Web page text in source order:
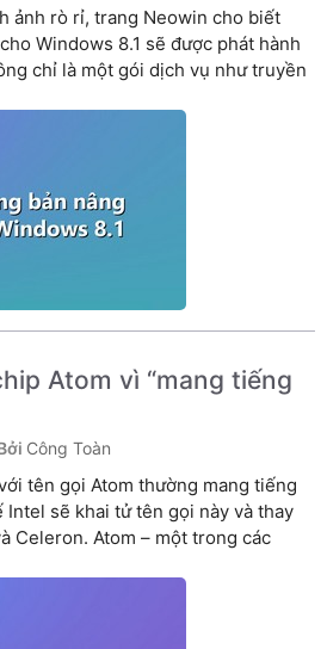
ảnh rò rỉ, trang Neowin cho biết
Windows 8.1 sẽ được phát hành
chỉ là một gói dịch vụ như truyền
Atom vì “mang tiếng
Công Toàn
tên gọi Atom thường mang tiếng
Intel sẽ khai tử tên gọi này và thay
Celeron. Atom – một trong các